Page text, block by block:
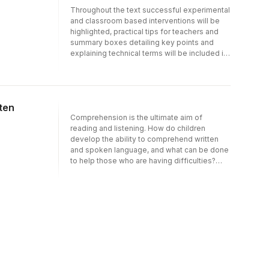
Throughout the text successful experimental
and classroom based interventions will be
highlighted, practical tips for teachers and
summary boxes detailing key points and
explaining technical terms will be included in
Comprehension is the ultimate aim of
reading and listening. How do children
develop the ability to comprehend written
and spoken language, and what can be done
to help those who are having difficulties?